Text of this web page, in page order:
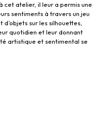
cet atelier, il leur a permis une
sentiments à travers un jeu
sur les silhouettes,
quotidien et leur donnant
artistique et sentimental se